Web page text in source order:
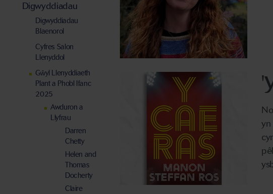
yn
Digwyddiadau
Digwyddiadau
Blaenorol
Cyfres Salon
Llenyddol
Gŵyl Llenyddiaeth
Plant a Phobl Ifanc
2025
Awduron a
Llyfrau
Darren
Chetty
Helen and
Thomas
Docherty
Claire